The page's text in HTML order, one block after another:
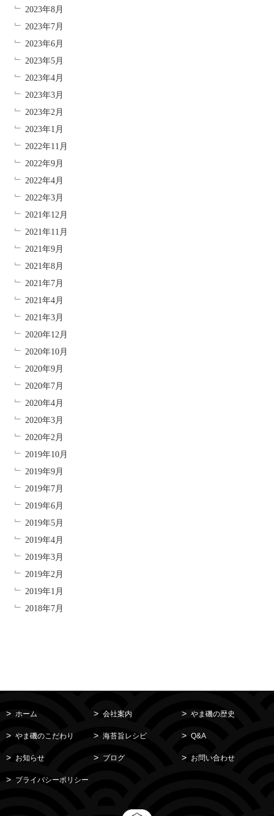
2023年8月
2023年7月
2023年6月
2023年5月
2023年4月
2023年3月
2023年2月
2023年1月
2022年11月
2022年9月
2022年4月
2022年3月
2021年12月
2021年11月
2021年9月
2021年8月
2021年7月
2021年4月
2021年3月
2020年12月
2020年10月
2020年9月
2020年7月
2020年4月
2020年3月
2020年2月
2019年10月
2019年9月
2019年7月
2019年6月
2019年5月
2019年4月
2019年3月
2019年2月
2019年1月
2018年7月
ホーム 会社案内 やま磯の歴史
やま磯のこだわり 海苔旨レシピ Q&A
お知らせ ブログ お問い合わせ
プライバシーポリシー